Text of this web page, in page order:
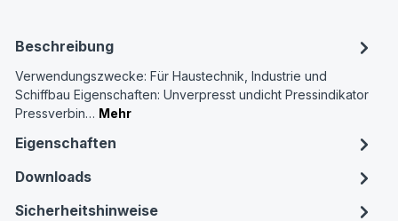
Beschreibung
Verwendungszwecke: Für Haustechnik, Industrie und
Schiffbau Eigenschaften: Unverpresst undicht Pressindikator
Pressverbin… Mehr
Eigenschaften
Downloads
Sicherheitshinweise